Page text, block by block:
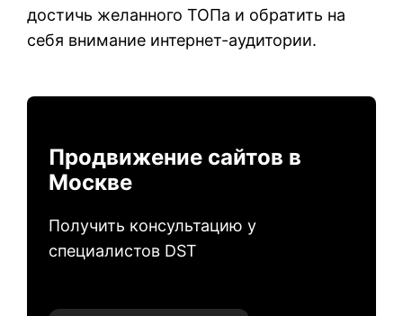
достичь желанного ТОПа и обратить на
себя внимание интернет-аудитории.
Продвижение сайтов в
Москве
Получить консультацию у
специалистов DST